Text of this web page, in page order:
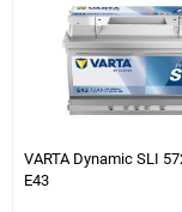
VARTA Dynamic SLI
E43